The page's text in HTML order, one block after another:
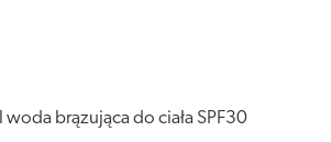
brązująca do ciała SPF30